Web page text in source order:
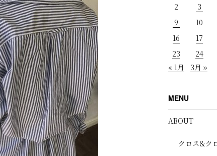
2
3
9
10
16
17
23
24
« 1月
3月 »
MENU
ABOUT
クロス&ク